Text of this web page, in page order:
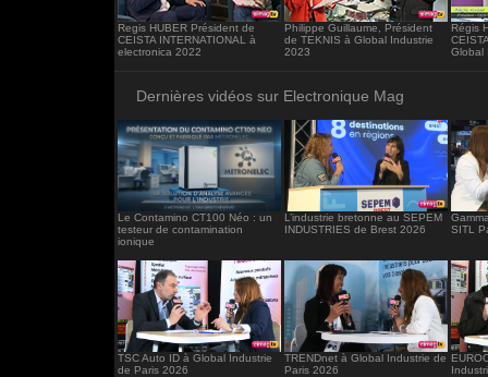
Regis HUBER Président de
CEISTA INTERNATIONAL à
electronica 2022
Philippe Guillaume, Président
de TEKNIS à Global Industrie
2023
Régis
Global
Dernières vidéos sur Electronique Mag
Le Contamino CT100 Néo : un
testeur de contamination
ionique
L’industrie bretonne au SEPEM
INDUSTRIES de Brest 2026
SITL
TSC Auto ID à Global Industrie
de Paris 2026
TRENDnet à Global Industrie de
Paris 2026